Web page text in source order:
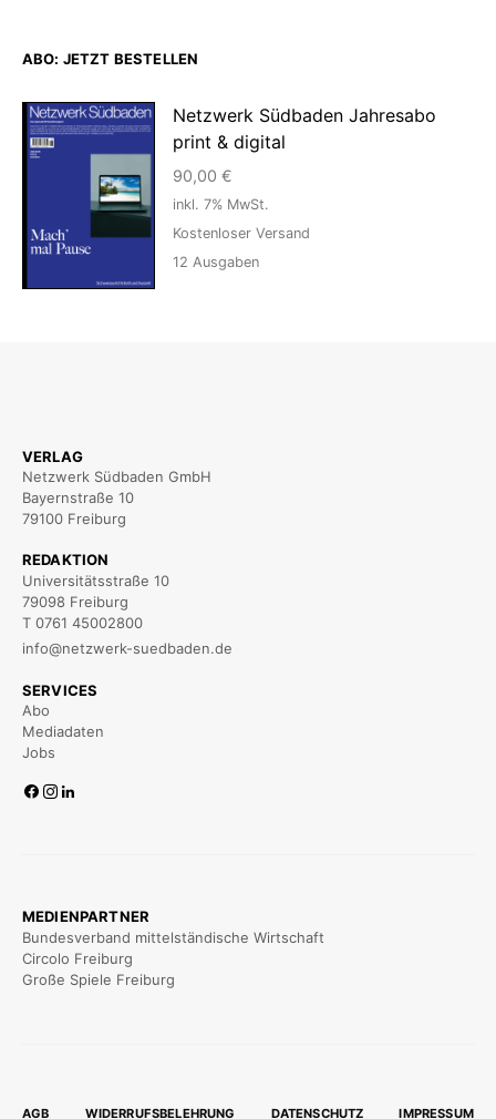
ABO: JETZT BESTELLEN
Netzwerk Südbaden Jahresabo
print & digital
90,00 €
inkl. 7% MwSt.
Kostenloser Versand
12 Ausgaben
VERLAG
Netzwerk Südbaden GmbH
Bayernstraße 10
79100 Freiburg
REDAKTION
Universitätsstraße 10
79098 Freiburg
T 0761 45002800
info@netzwerk-suedbaden.de
SERVICES
Abo
Mediadaten
Jobs
MEDIENPARTNER
Bundesverband mittelständische Wirtschaft
Circolo Freiburg
Große Spiele Freiburg
AGB WIDERRUFSBELEHRUNG DATENSCHUTZ IMPRESSUM